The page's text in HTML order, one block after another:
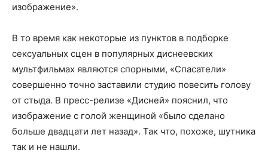
изображение».
В то время как некоторые из пунктов в подборке
сексуальных сцен в популярных диснеевских
мультфильмах являются спорными, «Спасатели»
совершенно точно заставили студию повесить голову
от стыда. В пресс-релизе «Дисней» пояснил, что
изображение с голой женщиной «было сделано
больше двадцати лет назад». Так что, похоже, шутника
так и не нашли.